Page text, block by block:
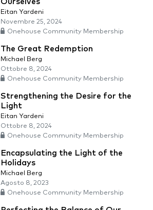
Eitan Yardeni
Novembre 25, 2024
Onehouse Community Membership
The Great Redemption
Michael Berg
Ottobre 8, 2024
Onehouse Community Membership
Strengthening the Desire for the
Light
Eitan Yardeni
Ottobre 8, 2024
Onehouse Community Membership
Encapsulating the Light of the
Holidays
Michael Berg
Agosto 8, 2023
Onehouse Community Membership